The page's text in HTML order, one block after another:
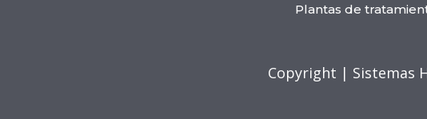
Plantas de
Copyright | Sistemas